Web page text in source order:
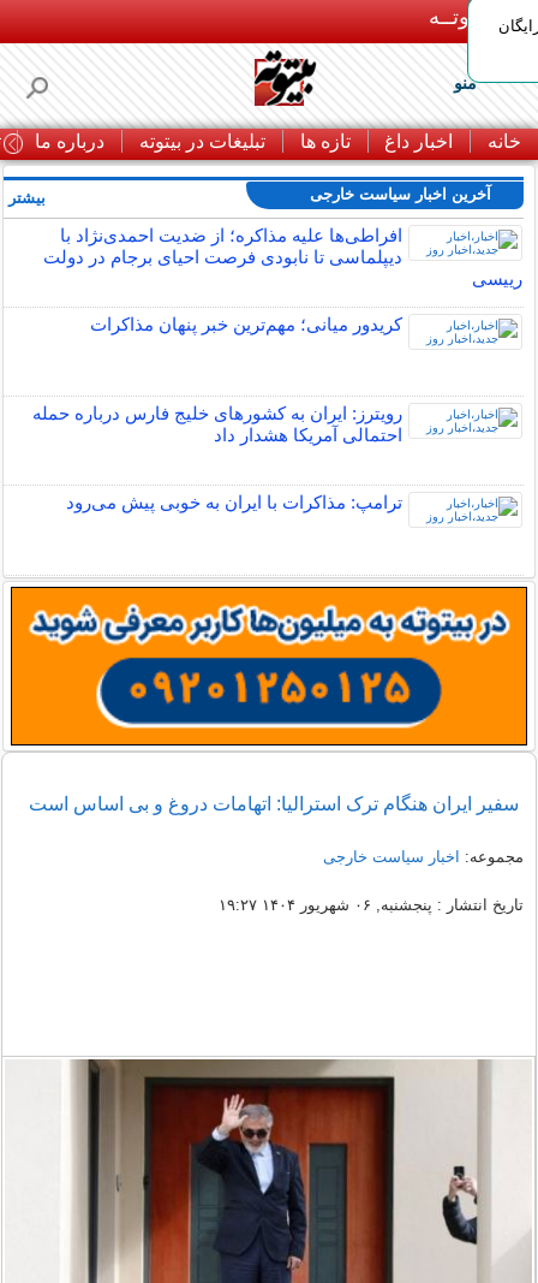
بـیتوتــه
منو
خانه اخبار داغ تازه ها تبلیغات در بیتوته درباره ما
آخرین اخبار سیاست خارجی
افراطی‌ها علیه مذاکره؛ از ضدیت احمدی‌نژاد با
دیپلماسی تا نابودی فرصت احیای برجام در دولت
رییسی
کریدور میانی؛ مهم‌ترین خبر پنهان مذاکرات
رویترز: ایران به کشورهای خلیج فارس درباره حمله
احتمالی آمریکا هشدار داد
ترامپ: مذاکرات با ایران به خوبی پیش می‌رود
بیشتر
سفیر ایران هنگام ترک استرالیا: اتهامات دروغ و بی اساس است
مجموعه: اخبار سیاست خارجی
تاریخ انتشار : پنجشنبه, ۰۶ شهریور ۱۴۰۴ ۱۹:۲۷